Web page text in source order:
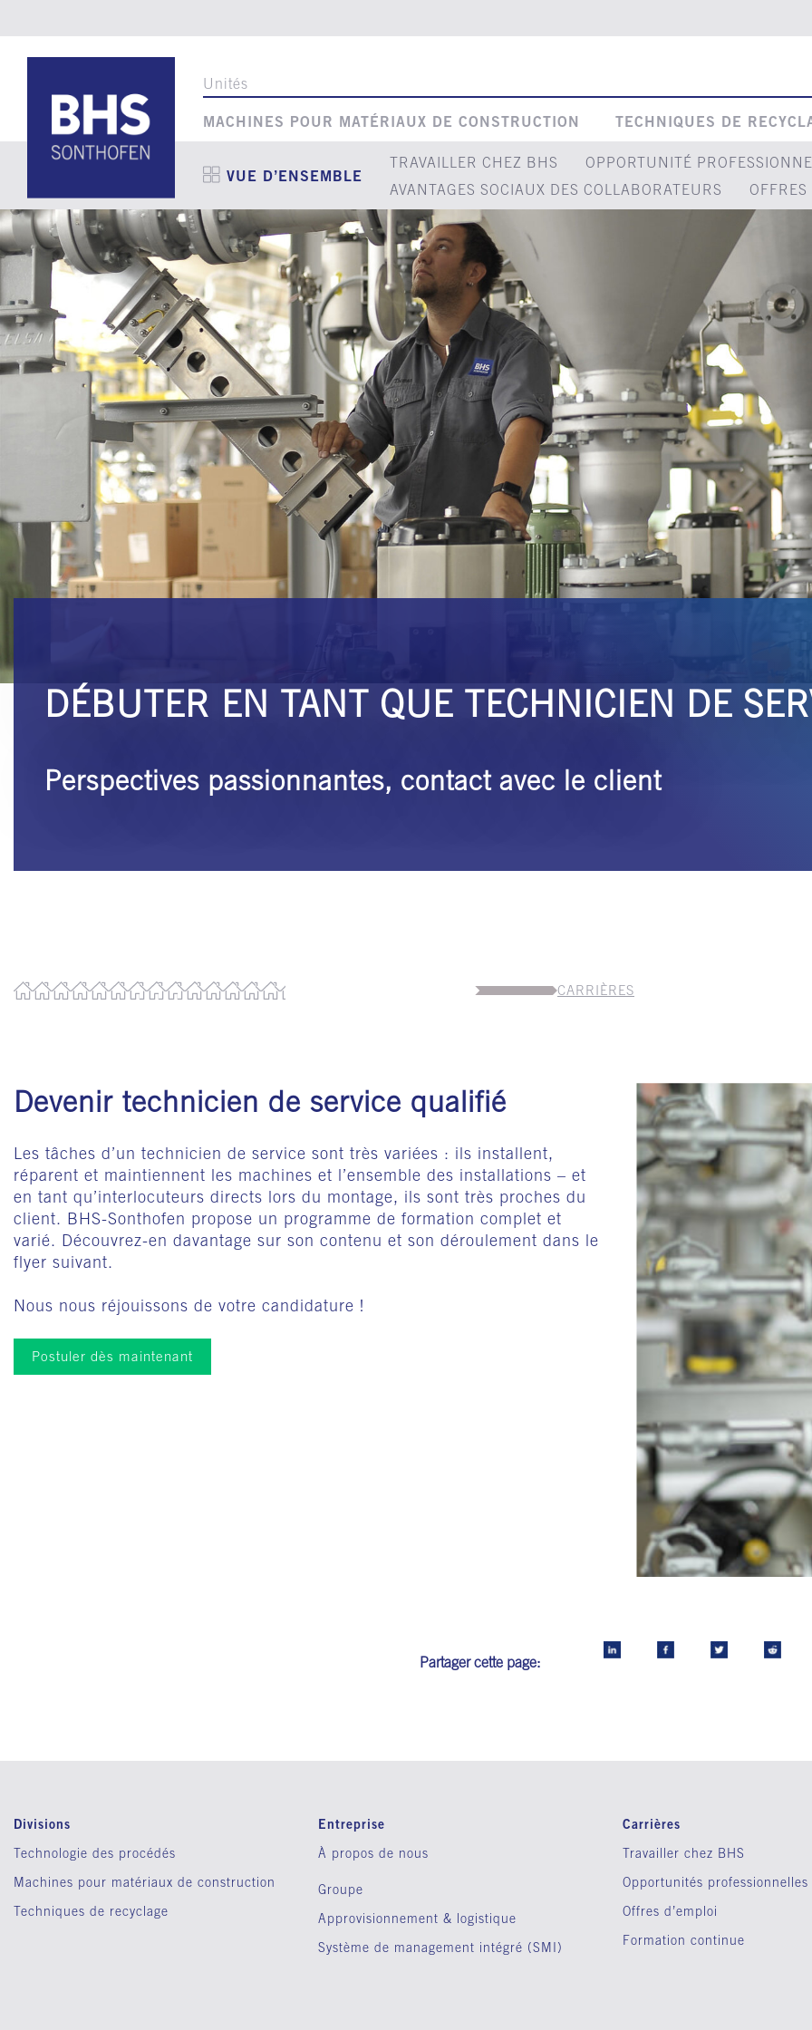
Unités
MACHINES POUR MATÉRIAUX DE CONSTRUCTION TECHNIQUES DE
VUE D’ENSEMBLE
TRAVAILLER CHEZ BHS
OPPORTUNITÉ
AVANTAGES SOCIAUX DES COLLABORATEURS
OFFRES
DÉBUTER EN TANT QUE TECHNICIEN DE
Perspectives passionnantes, contact avec le client
CARRIÈRES
Devenir technicien de service qualifié
Les tâches d’un technicien de service sont très variées : ils installent,
réparent et maintiennent les machines et l’ensemble des installations – et
en tant qu’interlocuteurs directs lors du montage, ils sont très proches du
client. BHS-Sonthofen propose un programme de formation complet et
varié. Découvrez-en davantage sur son contenu et son déroulement dans le
flyer suivant.
Nous nous réjouissons de votre candidature !
Postuler dès maintenant
Partager cette page:
Divisions
Technologie des procédés
Machines pour matériaux de construction
Techniques de recyclage
Entreprise
À propos de nous
Groupe
Approvisionnement & logistique
Système de management intégré (SMI)
Carrières
Travailler chez BHS
Opportunités professionnelles
Offres d’emploi
Formation continue